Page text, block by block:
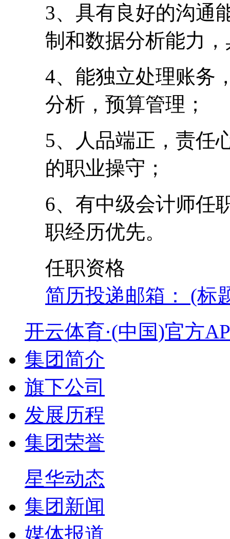
3、具有良好的沟通
制和数据分析能力
4、能独立处理账务
分析，预算管理；
5、人品端正，责任
的职业操守；
6、有中级会计师任
职经历优先。
任职资格
简历投递邮箱： (标
开云体育·(中国)官方
集团简介
旗下公司
发展历程
集团荣誉
星华动态
集团新闻
媒体报道